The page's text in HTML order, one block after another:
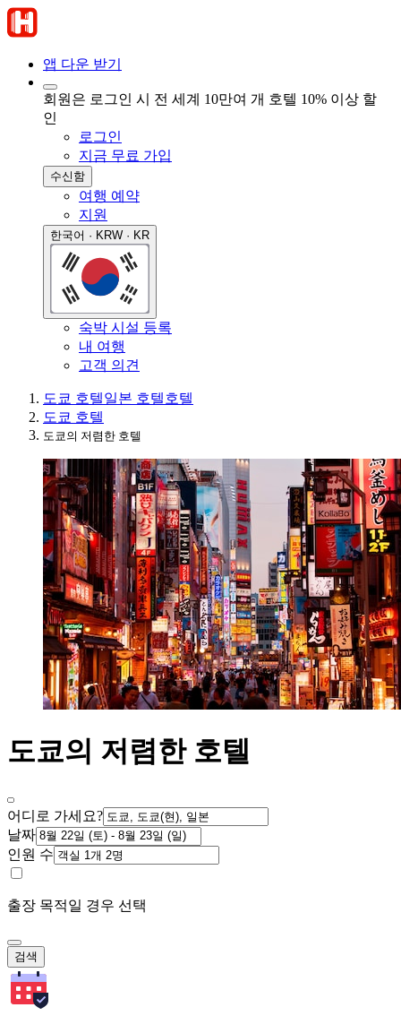
앱 다운 받기
회원은 로그인 시 전 세계 10만여 개 호텔 10% 이상 할
인
로그인
지금 무료 가입
수신함
여행 예약
지원
한국어 · KRW · KR
숙박 시설 등록
내 여행
고객 의견
도쿄 호텔일본 호텔호텔
도쿄 호텔
도쿄의 저렴한 호텔
도쿄의 저렴한 호텔
어디로 가세요?
날짜
인원 수
출장 목적일 경우 선택
검색